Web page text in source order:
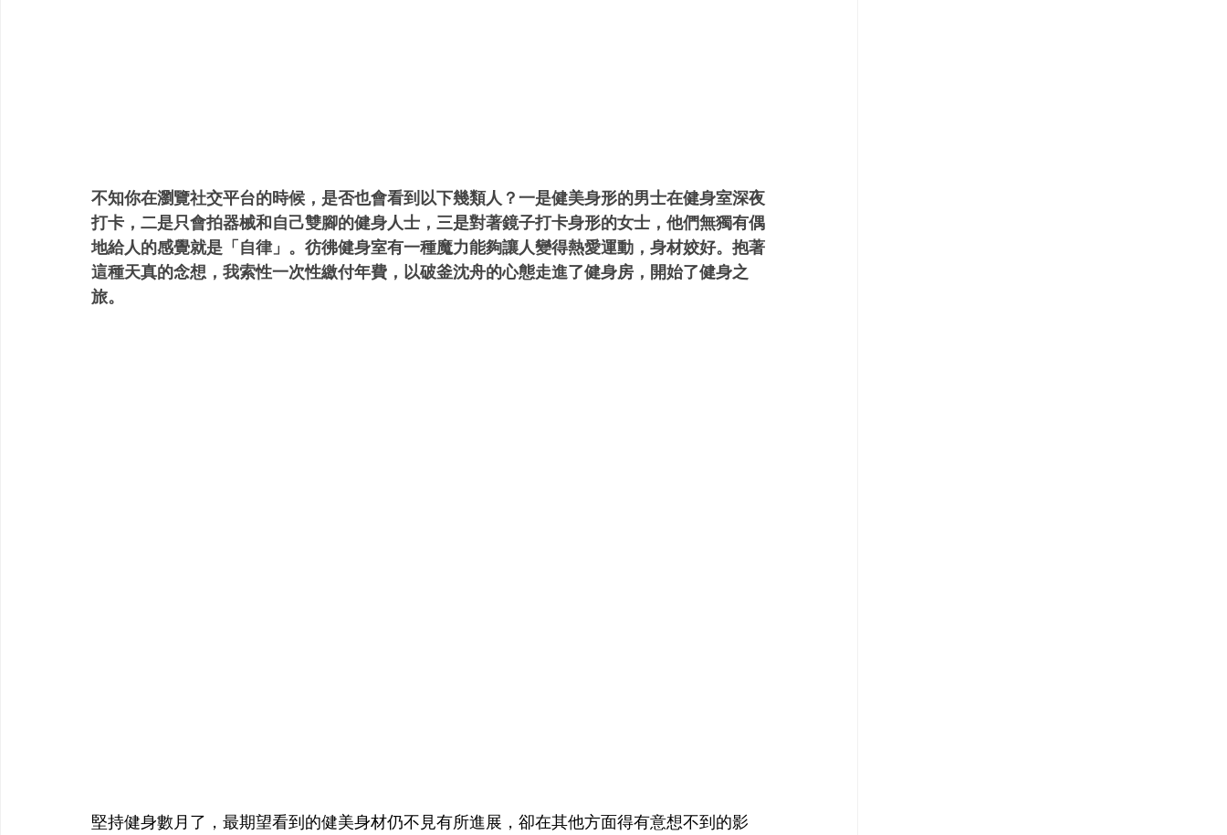
不知你在瀏覽社交平台的時候，是否也會看到以下幾類人？一是健美身形的男士在健身室深夜
打卡，二是只會拍器械和自己雙腳的健身人士，三是對著鏡子打卡身形的女士，他們無獨有偶
地給人的感覺就是「自律」。彷彿健身室有一種魔力能夠讓人變得熱愛運動，身材姣好。抱著
這種天真的念想，我索性一次性繳付年費，以破釜沈舟的心態走進了健身房，開始了健身之
旅。
堅持健身數月了，最期望看到的健美身材仍不見有所進展，卻在其他方面得有意想不到的影